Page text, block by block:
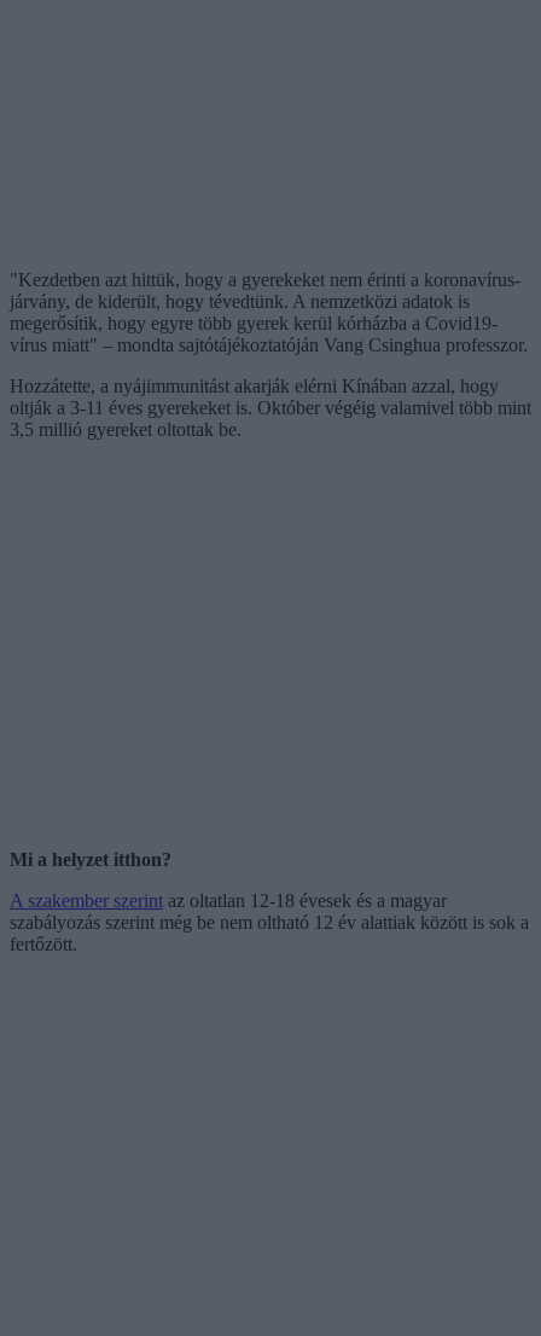
"Kezdetben azt hittük, hogy a gyerekeket nem érinti a koronavírus-
járvány, de kiderült, hogy tévedtünk. A nemzetközi adatok is
megerősítik, hogy egyre több gyerek kerül kórházba a Covid19-
vírus miatt" – mondta sajtótájékoztatóján Vang Csinghua professzor.
Hozzátette, a nyájimmunitást akarják elérni Kínában azzal, hogy
oltják a 3-11 éves gyerekeket is. Október végéig valamivel több mint
3,5 millió gyereket oltottak be.
Mi a helyzet itthon?
A szakember szerint az oltatlan 12-18 évesek és a magyar
szabályozás szerint még be nem oltható 12 év alattiak között is sok a
fertőzött.